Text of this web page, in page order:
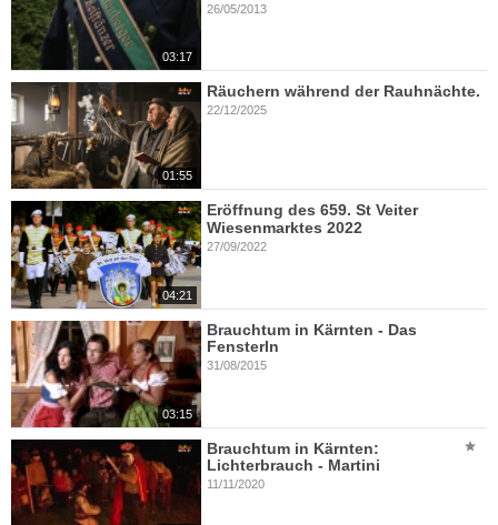
03:17
26/05/2013
01:55
Räuchern während der Rauhnächte.
22/12/2025
04:21
Eröffnung des 659. St Veiter
Wiesenmarktes 2022
27/09/2022
03:15
Brauchtum in Kärnten - Das
Fensterln
31/08/2015
Brauchtum in Kärnten:
Lichterbrauch - Martini
11/11/2020